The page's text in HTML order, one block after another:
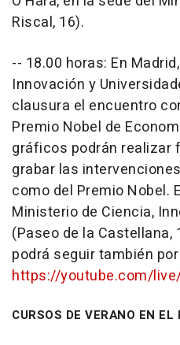
Riscal, 16).
-- 18.00 horas: En
Innovación y
clausura el encuentro
Premio Nobel de
gráficos podrán realizar
grabar las
como del Premio Nobel.
Ministerio de Ciencia,
(Paseo de la Castellana,
podrá seguir también
https://youtube.com/
CURSOS DE VERANO EN EL